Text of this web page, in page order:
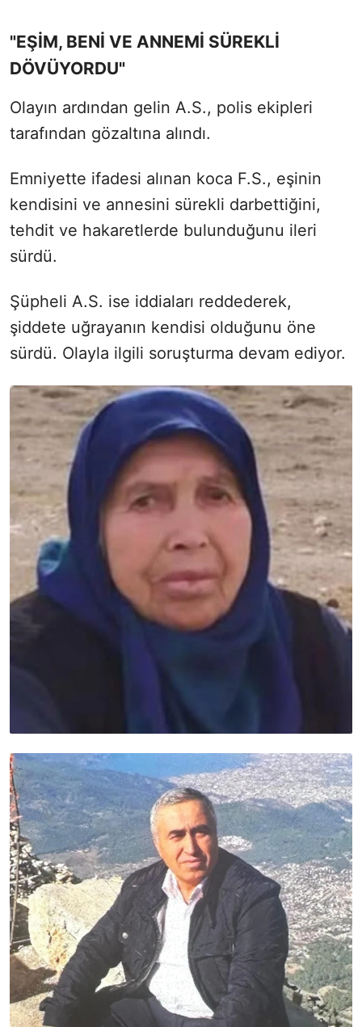
"EŞİM, BENİ VE ANNEMİ SÜREKLİ
DÖVÜYORDU"
Olayın ardından gelin A.S., polis ekipleri
tarafından gözaltına alındı.
Emniyette ifadesi alınan koca F.S., eşinin
kendisini ve annesini sürekli darbettiğini,
tehdit ve hakaretlerde bulunduğunu ileri
sürdü.
Şüpheli A.S. ise iddiaları reddederek,
şiddete uğrayanın kendisi olduğunu öne
sürdü. Olayla ilgili soruşturma devam ediyor.